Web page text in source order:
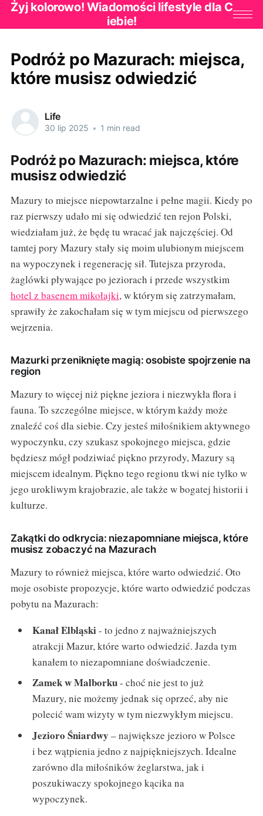
Żyj kolorowo! Wiadomości lifestyle dla C
iebie!
Podróż po Mazurach: miejsca,
które musisz odwiedzić
Life
30 lip 2025 • 1 min read
Podróż po Mazurach: miejsca, które
musisz odwiedzić
Mazury to miejsce niepowtarzalne i pełne magii. Kiedy po
raz pierwszy udało mi się odwiedzić ten rejon Polski,
wiedziałam już, że będę tu wracać jak najczęściej. Od
tamtej pory Mazury stały się moim ulubionym miejscem
na wypoczynek i regenerację sił. Tutejsza przyroda,
żaglówki pływające po jeziorach i przede wszystkim
hotel z basenem mikołajki, w którym się zatrzymałam,
sprawiły że zakochałam się w tym miejscu od pierwszego
wejrzenia.
Mazurki przeniknięte magią: osobiste spojrzenie na
region
Mazury to więcej niż piękne jeziora i niezwykła flora i
fauna. To szczególne miejsce, w którym każdy może
znaleźć coś dla siebie. Czy jesteś miłośnikiem aktywnego
wypoczynku, czy szukasz spokojnego miejsca, gdzie
będziesz mógł podziwiać piękno przyrody, Mazury są
miejscem idealnym. Piękno tego regionu tkwi nie tylko w
jego urokliwym krajobrazie, ale także w bogatej historii i
kulturze.
Zakątki do odkrycia: niezapomniane miejsca, które
musisz zobaczyć na Mazurach
Mazury to również miejsca, które warto odwiedzić. Oto
moje osobiste propozycje, które warto odwiedzić podczas
pobytu na Mazurach:
Kanał Elbląski- to jedno z najważniejszych
atrakcji Mazur, które warto odwiedzić. Jazda tym
kanałem to niezapomniane doświadczenie.
Zamek w Malborku- choć nie jest to już
Mazury, nie możemy jednak się oprzeć, aby nie
polecić wam wizyty w tym niezwykłym miejscu.
Jezioro Śniardwy – największe jezioro w Polsce
i bez wątpienia jedno z najpiękniejszych. Idealne
zarówno dla miłośników żeglarstwa, jak i
poszukiwaczy spokojnego kącika na
wypoczynek.